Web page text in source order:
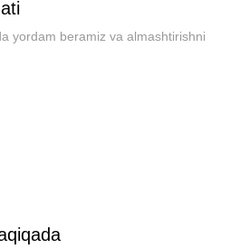
yordam beramiz va almashtirishni